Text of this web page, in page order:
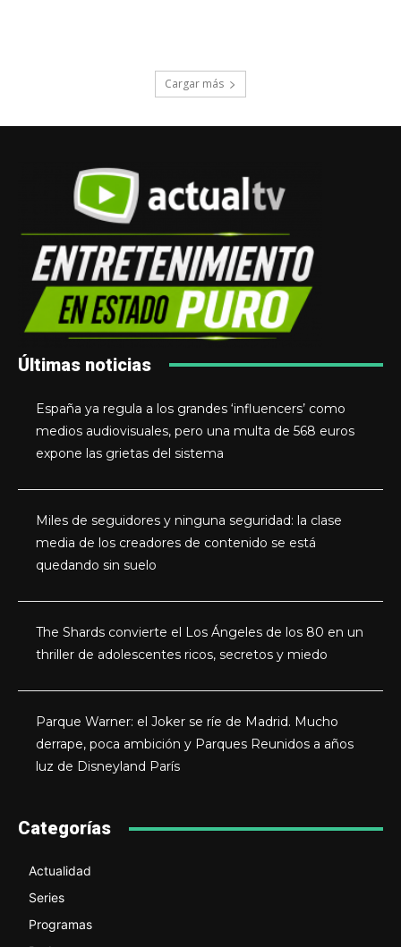
Cargar más
Últimas noticias
España ya regula a los grandes ‘influencers’ como
medios audiovisuales, pero una multa de 568 euros
expone las grietas del sistema
Miles de seguidores y ninguna seguridad: la clase
media de los creadores de contenido se está
quedando sin suelo
The Shards convierte el Los Ángeles de los 80 en un
thriller de adolescentes ricos, secretos y miedo
Parque Warner: el Joker se ríe de Madrid. Mucho
derrape, poca ambición y Parques Reunidos a años
luz de Disneyland París
Categorías
Actualidad
Series
Programas